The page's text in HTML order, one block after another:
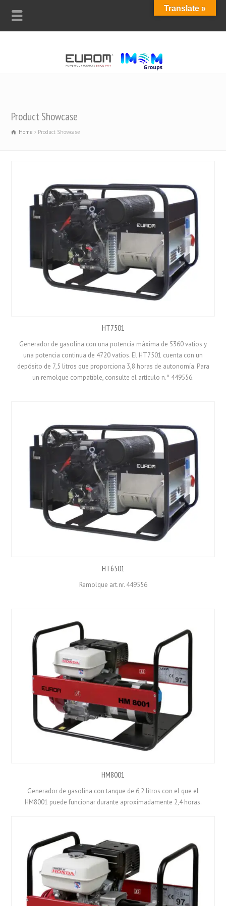
Product Showcase
Home Product Showcase
HT7501
Generador de gasolina con una potencia máxima de 5360 vatios y
una potencia continua de 4720 vatios. El HT7501 cuenta con un
depósito de 7,5 litros que proporciona 3,8 horas de autonomía. Para
un remolque compatible, consulte el artículo n.º 449556.
HT6501
Remolque art.nr. 449556
HM8001
Generador de gasolina con tanque de 6,2 litros con el que el
HM8001 puede funcionar durante aproximadamente 2,4 horas.
Translate »